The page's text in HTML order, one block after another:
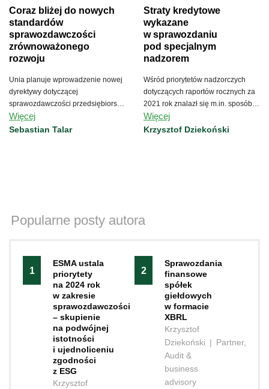
Coraz bliżej do nowych
standardów
sprawozdawczości
zrównoważonego
rozwoju
Unia planuje wprowadzenie nowej
dyrektywy dotyczącej
sprawozdawczości przedsiębiorstw
w zakresie zrównoważonego
rozwoju.
Więcej
Sebastian Talar
Straty kredytowe
wykazane
w sprawozdaniu
pod specjalnym
nadzorem
Wśród priorytetów nadzorczych
dotyczących raportów rocznych za
2021 rok znalazł się m.in. sposób
prezentacji oczekiwanych strat
kredytowych.
Więcej
Krzysztof Dziekoński
Popularne posty autora
1
ESMA ustala
priorytety
na 2024 rok
w zakresie
sprawozdawczości
– skupienie
na podwójnej
istotności
i ujednoliceniu
zgodności
z ESG
Krzysztof
2
Sprawozdania
finansowe
spółek
giełdowych
w formacie
XBRL
Krzysztof
Dziekoński | Partner,
Audit &
business
advisory